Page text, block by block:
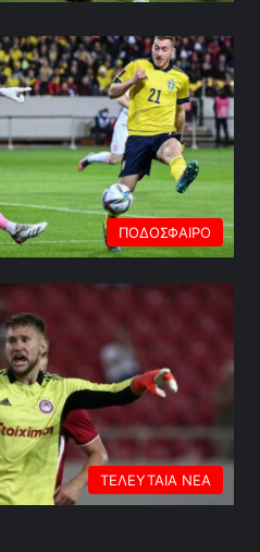
ΠΟΔΟΣΦΑΙΡΟ
ΤΕΛΕΥΤΑΙΑ ΝΕΑ